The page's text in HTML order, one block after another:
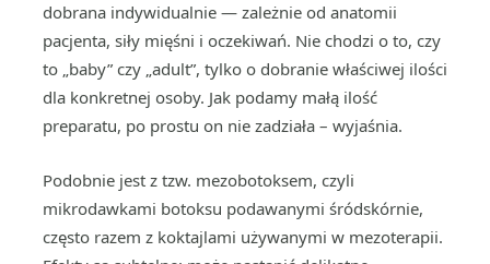
dobrana indywidualnie — zależnie od anatomii
pacjenta, siły mięśni i oczekiwań. Nie chodzi o to, czy
to „baby” czy „adult”, tylko o dobranie właściwej ilości
dla konkretnej osoby. Jak podamy małą ilość
preparatu, po prostu on nie zadziała – wyjaśnia.
Podobnie jest z tzw. mezobotoksem, czyli
mikrodawkami botoksu podawanymi śródskórnie,
często razem z koktajlami używanymi w mezoterapii.